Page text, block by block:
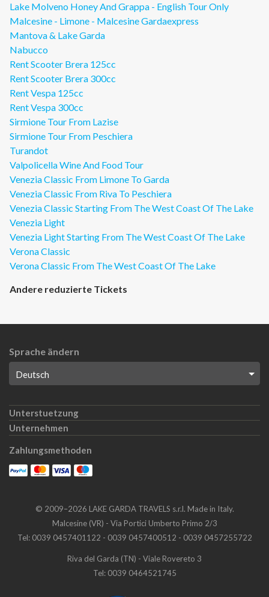
Lake Molveno Honey And Grappa - English Tour Only
Malcesine - Limone - Malcesine Gardaexpress
Mantova & Lake Garda
Nabucco
Rent Scooter Brera 125cc
Rent Scooter Brera 300cc
Rent Vespa 125cc
Rent Vespa 300cc
Sirmione Tour From Lazise
Sirmione Tour From Peschiera
Turandot
Valpolicella Wine And Food Tour
Venezia Classic From Limone To Garda
Venezia Classic From Riva To Peschiera
Venezia Classic Starting From The West Coast Of The Lake
Venezia Light
Venezia Light Starting From The West Coast Of The Lake
Verona Classic
Verona Classic From The West Coast Of The Lake
Andere reduzierte Tickets
Sprache ändern
Unterstuetzung
Unternehmen
Zahlungsmethoden
© 2009–2026 LAKE GARDA TRAVELS s.r.l. Made in Italy.
Malcesine (VR) - Via Portici Umberto Primo 2/3
Tel: 0039 0457401122 - 0039 0457400512 - 0039 0457255722
Riva del Garda (TN) - Viale Rovereto 3
Tel: 0039 0464521745